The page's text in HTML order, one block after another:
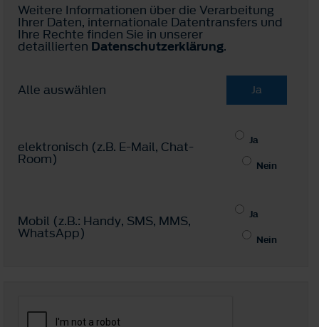
Weitere Informationen über die Verarbeitung
Ihrer Daten, internationale Datentransfers und
Ihre Rechte finden Sie in unserer
detaillierten Datenschutzerklärung.
Alle auswählen Ja
elektronisch (z.B. E-Mail, Chat-
Room)
Ja
Nein
Mobil (z.B.: Handy, SMS, MMS,
WhatsApp)
Ja
Nein